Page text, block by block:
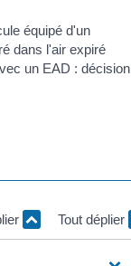
équipé d'un
dans l'air expiré
un EAD : décision
Tout déplier